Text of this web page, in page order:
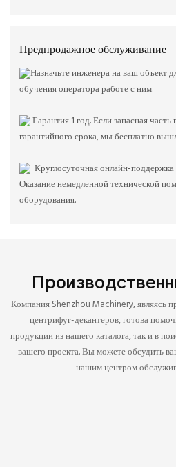
Предпродажное обслуживание
Назначьте инженера на ваш объект
обучения оператора работе с ним.
Гарантия 1 год. Если запасная
гарантийного срока, мы бесплатно
Круглосуточная онлайн-
Оказание немедленной технической
оборудования.
Компания Shenzhou Machinery, являясь
центрифуг-декантеров, готова
продукции из нашего каталога, так и в
вашего проекта. Вы можете обсудить
нашим центром